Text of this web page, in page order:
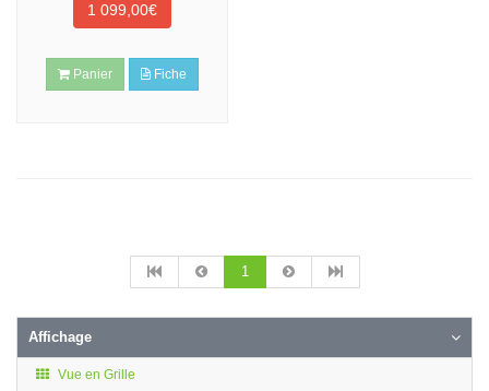
1 099,00€
Panier Fiche
1
Affichage
Vue en Grille